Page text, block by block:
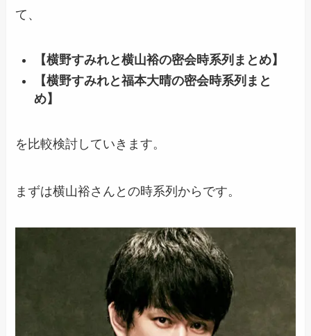
て、
【横野すみれと横山裕の密会時系列まとめ】
【横野すみれと福本大晴の密会時系列まと
め】
を比較検討していきます。
まずは横山裕さんとの時系列からです。